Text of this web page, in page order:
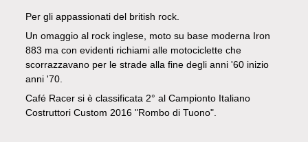
Per gli appassionati del british rock.
Un omaggio al rock inglese, moto su base moderna Iron
883 ma con evidenti richiami alle motociclette che
scorrazzavano per le strade alla fine degli anni '60 inizio
anni '70.
Café Racer si è classificata 2° al Campionto Italiano
Costruttori Custom 2016 "Rombo di Tuono".